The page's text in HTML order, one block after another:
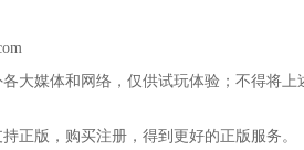
大媒体和网络，仅供试玩体验；不得将
正版，购买注册，得到更好的正版服务。